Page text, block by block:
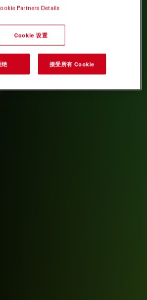
Partners Details
Cookie 设置
绝 接受所有 Cookie